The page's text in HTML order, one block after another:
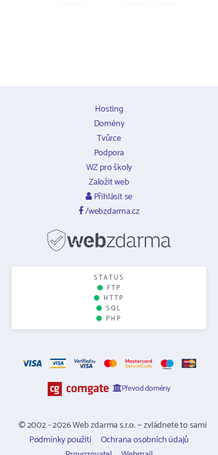
Hosting
Domény
Tvůrce
Podpora
WZ pro školy
Založit web
Přihlásit se
/webzdarma.cz
STATUS
FTP
HTTP
SQL
PHP
Převod domény
© 2002 - 2026 Web zdarma s.r.o. — zvládnete to sami
Podmínky použití
Ochrana osobních údajů